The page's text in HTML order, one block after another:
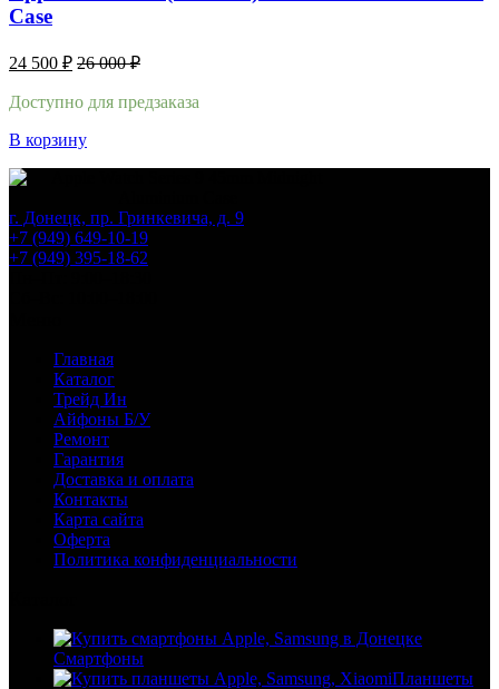
Case
24 500 ₽ 26 000₽
Доступно для предзаказа
В корзину
г. Донецк, пр. Гринкевича, д. 9
+7 (949) 649-10-19
+7 (949) 395-18-62
Главная
Каталог
Трейд Ин
Айфоны Б/У
Ремонт
Гарантия
Доставка и оплата
Контакты
Карта сайта
Оферта
Политика конфиденциальности
Смартфоны
Планшеты